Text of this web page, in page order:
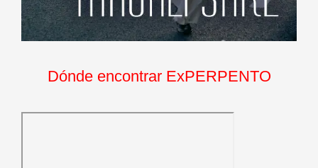
Dónde encontrar ExPERPENTO